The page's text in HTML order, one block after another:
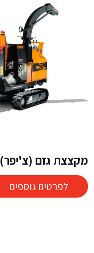
מקצצת גזם (צ'יפר) FORST TR8D
לפרטים נוספים